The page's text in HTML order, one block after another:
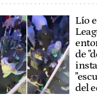
Lío
de
del